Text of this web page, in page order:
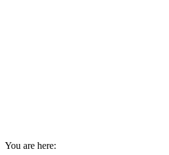
You are here: